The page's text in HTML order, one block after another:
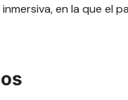
en la que el